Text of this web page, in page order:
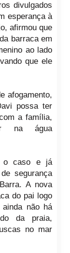
divulgados
esperança à
afirmou que
barraca em
ao lado
que ele
afogamento,
possa ter
a família,
na água
o caso e já
segurança
A nova
do pai logo
não há
da praia,
no mar